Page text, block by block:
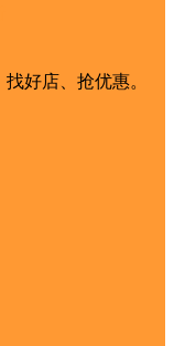
好店、抢优惠。